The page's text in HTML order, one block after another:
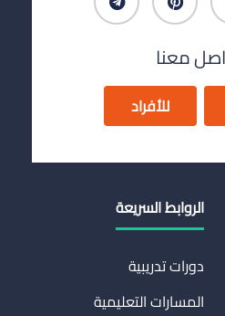
معنا
للأفراد
الروابط السريعة
دورات تدريبية
المسارات التعليمية